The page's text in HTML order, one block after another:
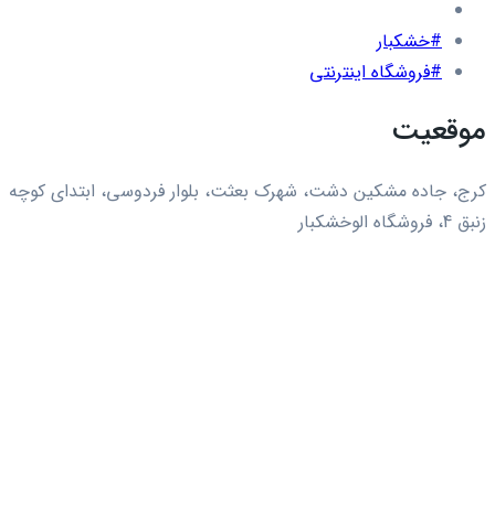
#خشکبار
#فروشگاه اینترنتی
موقعیت
کرج، جاده مشکین دشت، شهرک بعثت، بلوار فردوسی، ابتدای کوچه
زنبق 4، فروشگاه الوخشکبار